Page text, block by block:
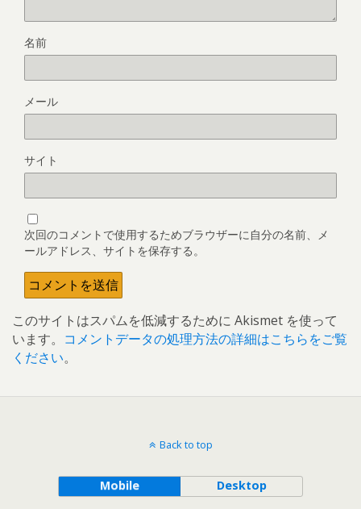
名前
メール
サイト
次回のコメントで使用するためブラウザーに自分の名前、メ
ールアドレス、サイトを保存する。
このサイトはスパムを低減するために Akismet を使って
います。 コメントデータの処理方法の詳細はこちらをご覧
ください。
Back to top
Mobile Desktop